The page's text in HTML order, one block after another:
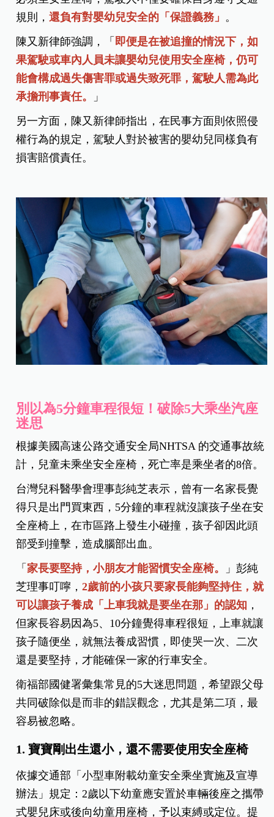
規則，還負有對嬰幼兒安全的「保證義務」 。
陳又新律師強調，「 即便是在被追撞的情況下，如
果駕駛或車內人員未讓嬰幼兒使用安全座椅，仍可
能會構成過失傷害罪或過失致死罪，駕駛人需為此
承擔刑事責任。
」
另一方面，陳又新律師指出，在民事方面則依照侵
權行為的規定，駕駛人對於被害的嬰幼兒同樣負有
損害賠償責任。
別以為5分鐘車程很短！破除5大乘坐汽座
迷思
根據美國高速公路交通安全局NHTSA 的交通事故統
計，兒童未乘坐安全座椅，死亡率是乘坐者的8倍。
台灣兒科醫學會理事彭純芝表示，曾有一名家長覺
得只是出門買東西，5分鐘的車程就沒讓孩子坐在安
全座椅上，在市區路上發生小碰撞，孩子卻因此頭
部受到撞擊，造成腦部出血。
「家長要堅持，小朋友才能習慣安全座椅。
」彭純
芝理事叮嚀，2歲前的小孩只要家長能夠堅持住，就
可以讓孩子養成「上車我就是要坐在那」的認知 ，
但家長容易因為5、10分鐘覺得車程很短，上車就讓
孩子隨便坐，就無法養成習慣，即使哭一次、二次
還是要堅持，才能確保一家的行車安全。
衛福部國健署彙集常見的5大迷思問題，希望跟父母
共同破除似是而非的錯誤觀念，尤其是第二項，最
容易被忽略。
1. 寶寶剛出生還小，還不需要使用安全座椅
依據交通部「小型車附載幼童安全乘坐實施及宣導
辦法」規定：2歲以下幼童應安置於車輛後座之攜帶
式嬰兒床或後向幼童用座椅，予以束縛或定位。提